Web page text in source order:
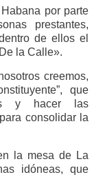
por parte
prestantes,
de ellos el
la Calle».
creemos,
que
y hacer las
consolidar la
la mesa de La
idóneas, que